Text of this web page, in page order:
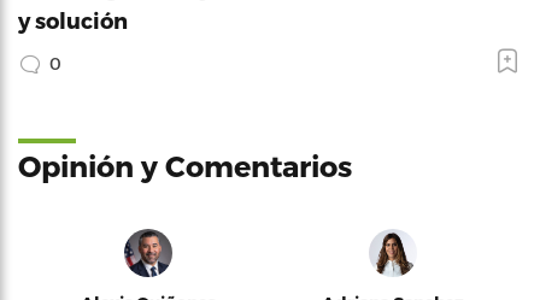
y solución
0
Opinión y Comentarios